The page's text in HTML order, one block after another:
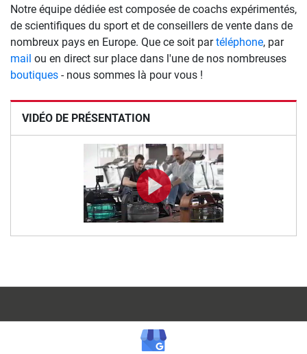
VIDÉO DE PRÉSENTATION
Notre équipe dédiée est composée de coachs expérimentés,
de scientifiques du sport et de conseillers de vente dans de
nombreux pays en Europe. Que ce soit partéléphone, par
mail ou en direct sur place dans l'une de nos nombreuses
boutiques - nous sommes là pour vous !